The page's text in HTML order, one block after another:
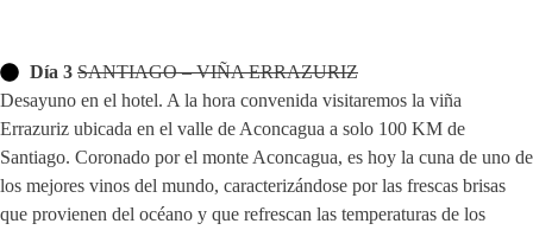
Día 3 SANTIAGO – VIÑA ERRAZURIZ
Desayuno en el hotel. A la hora convenida visitaremos la viña
Errazuriz ubicada en el valle de Aconcagua a solo 100 KM de
Santiago. Coronado por el monte Aconcagua, es hoy la cuna de uno de
los mejores vinos del mundo, caracterizándose por las frescas brisas
que provienen del océano y que refrescan las temperaturas de los